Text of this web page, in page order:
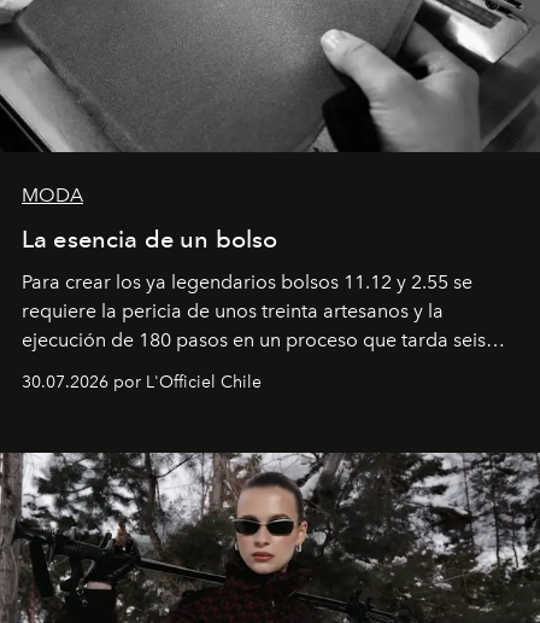
MODA
La esencia de un bolso
Para crear los ya legendarios bolsos 11.12 y 2.55 se
requiere la pericia de unos treinta artesanos y la
ejecución de 180 pasos en un proceso que tarda seis
que se enseña solamente en la escuela de formación de
30.07.2026 por L'Officiel Chile